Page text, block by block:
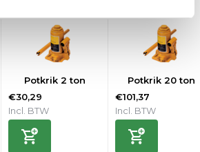
Potkrik 2 ton
€30,29
Incl. BTW
Potkrik 20 ton
€101,37
Incl. BTW